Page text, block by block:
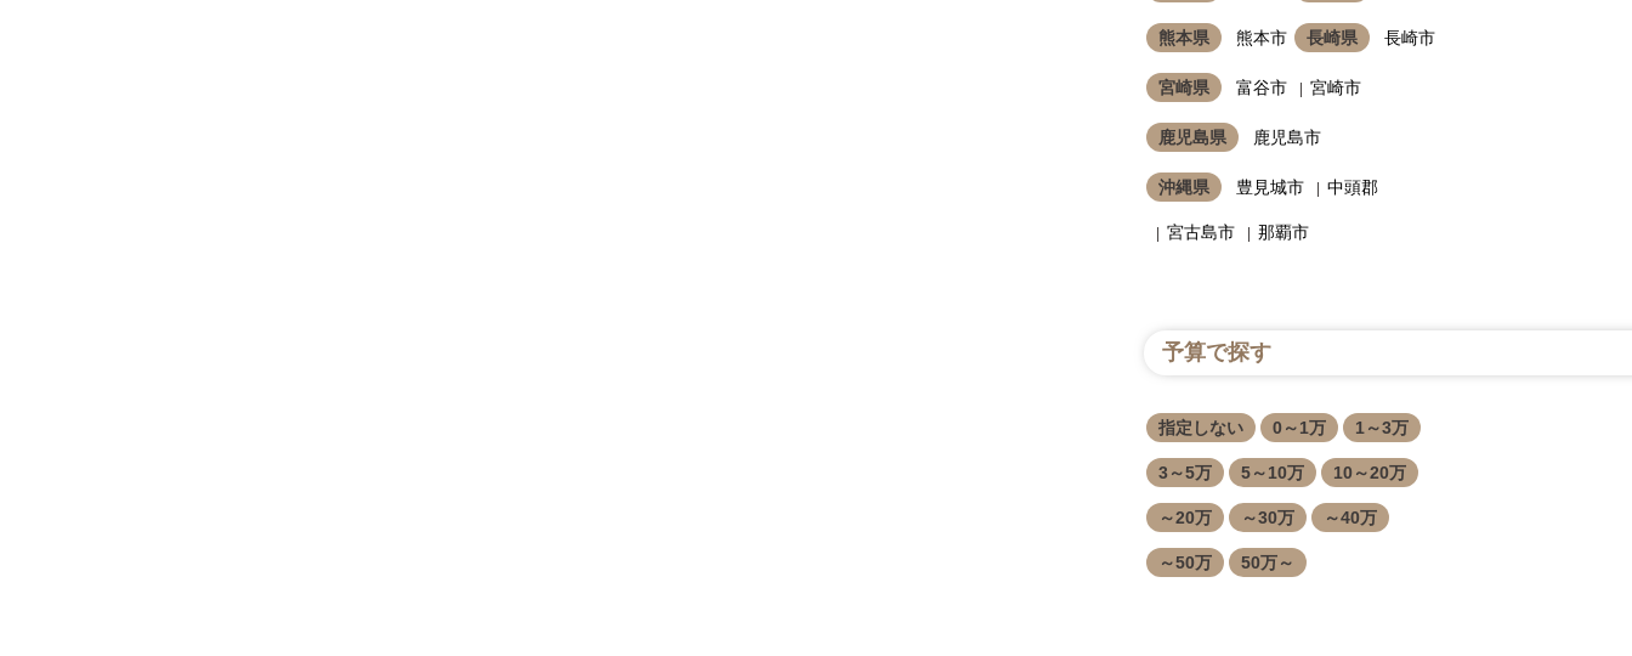
熊本県 熊本市 長崎県 長崎市
宮崎県 富谷市 宮崎市
鹿児島県 鹿児島市
沖縄県 豊見城市 中頭郡
宮古島市 那覇市
予算で探す
指定しない 0～1万 1～3万
3～5万 5～10万 10～20万
～20万 ～30万 ～40万
～50万 50万～